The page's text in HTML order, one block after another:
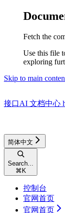
Fetch the
Use this file
exploring
Skip to main
接口AI 文档中心
简体中文
Search...
⌘ K
控制台
官网首页
官网首页